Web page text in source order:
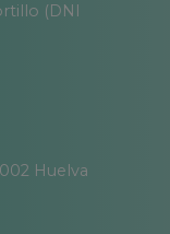
(DNI
Huelva